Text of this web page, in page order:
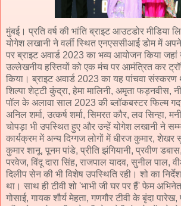
मुंबई। प्रति वर्ष की भांति ब्राइट आउटडोर मीडिया
योगेश लखानी ने वर्ली स्थित एनएससीआई डोम में
पर ब्राइट अवार्ड 2023 का भव्य आयोजन किया जहां
उल्लेखनीय हस्तियों को एक मंच पर आमंत्रित कर
किया। ब्राइट अवार्ड 2023 का यह पांचवा
शिल्पा शेट्टी कुंद्रा, हेमा मालिनी, अमृता फड़नवीस,
पॉल के अलावा साल 2023 की ब्लॉकबस्टर फिल्म गदर
अनिल शर्मा, उत्कर्ष शर्मा, सिमरत कौर, लव सिन्हा,
चोपड़ा भी उपस्थित हुए और उन्हें योगेश लखानी ने
कार्यक्रम में अन्य दिग्गज लोगों में धीरज कुमार, शेखर
कुमार शानू, पूनम पांडे, प्रीति झंगियानी, प्रवीण
परवेज, विंदू दारा सिंह, राजपाल यादव, सुनील पाल,
दिलीप सेन की भी विशेष उपस्थिति रही। शो का
था। साथ ही टीवी शो 'भाभी जी घर पर हैं' फेम
गोसाई, गायक शौर्य मेहता, गणगौर टीवी के बृंदा